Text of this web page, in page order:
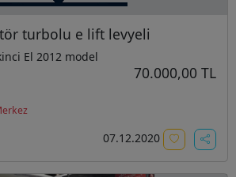
turbolu e lift levyeli
El 2012 model
70.000,00 TL
07.12.2020